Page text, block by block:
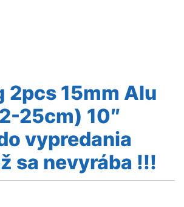
2pcs 15mm Alu
25cm) 10″
vypredania
sa nevyrába !!!